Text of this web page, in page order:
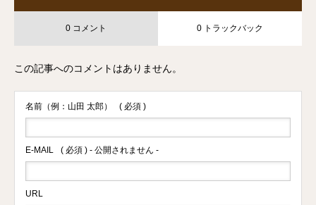
0 コメント 0 トラックバック
この記事へのコメントはありません。
名前（例：山田 太郎） ( 必須 )
E-MAIL ( 必須 ) - 公開されません -
URL